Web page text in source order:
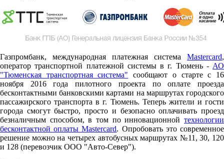
Газпромбанк, международная платежная система Mastercard,
оператор транспортной платежной системы в г. Тюмень - АО
"Тюменская транспортная система" сообщают о старте c 16
ноября 2016 года пилотного проекта по оплате проезда
бесконтактными банковскими картами на маршрутах городского
пассажирского транспорта в г. Тюмень. Теперь жители и гости
города смогут быстро, просто и безопасно оплачивать проезд
безналичным способом, в том по инновационной технологии
бесконтактной оплаты Mastercard. Опробовать это современное
решение можно на четырех автобусных маршрутах №11, 30, 120
и 128 (перевозчик ООО "Авто-Север").